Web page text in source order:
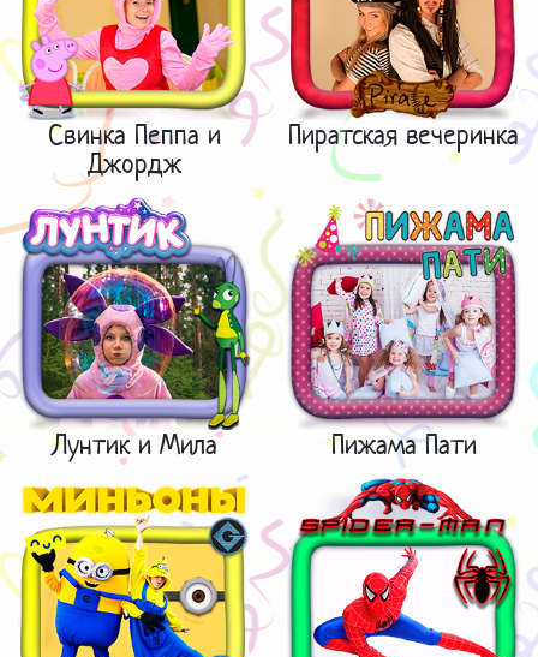
Свинка Пеппа и
Джордж
Пиратская вечеринка
Лунтик и Мила Пижама Пати